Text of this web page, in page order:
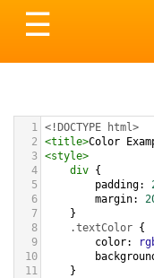
Toggle
☰
1 <!DOCTYPE html>
2
<title>Color
3 <style>
4
div {
5
padding:
6
margin:
7
}
8
.textColor {
9
color:
10
11
}